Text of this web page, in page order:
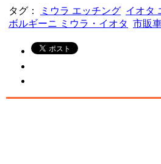
タグ： ミウラ エッチング イオタ
ボルギーニ ミウラ・イオタ 市販